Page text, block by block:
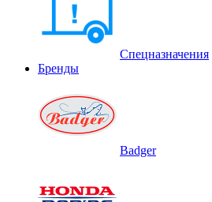
Спецназначения
Бренды
Badger